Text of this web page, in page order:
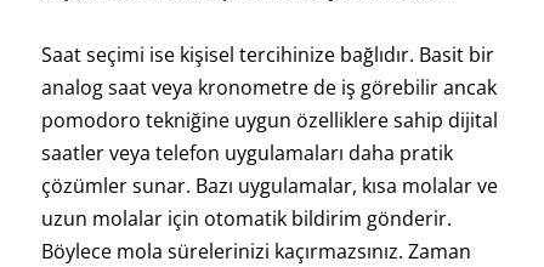
Saat seçimi ise kişisel tercihinize bağlıdır. Basit bir
analog saat veya kronometre de iş görebilir ancak
pomodoro tekniğine uygun özelliklere sahip dijital
saatler veya telefon uygulamaları daha pratik
çözümler sunar. Bazı uygulamalar, kısa molalar ve
uzun molalar için otomatik bildirim gönderir.
Böylece mola sürelerinizi kaçırmazsınız. Zaman